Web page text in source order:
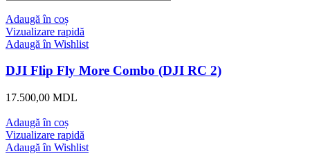
Adaugă în coș
Vizualizare rapidă
Adaugă în Wishlist
DJI Flip Fly More Combo (DJI RC 2)
17.500,00 MDL
Adaugă în coș
Vizualizare rapidă
Adaugă în Wishlist